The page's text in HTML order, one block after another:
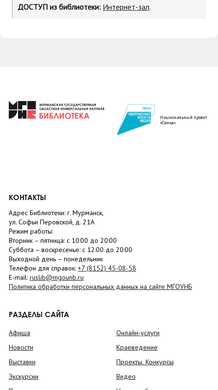
ДОСТУП из библиотеки: Интернет-зал.
Национальный проект
«Семья»
КОНТАКТЫ
Адрес Библиотеки: г. Мурманск,
ул. Софьи Перовской, д. 21А
Режим работы:
Вторник – пятница: с 10:00 до 20:00
Суббота – воскресенье: c 12:00 до 20:00
Выходной день – понедельник
Телефон для справок: +7 (8152) 45-08-58
E-mail: ruslib@mgounb.ru
Политика обработки персональных данных на сайте МГОУНБ
РАЗДЕЛЫ САЙТА
Афиша
Новости
Выставки
Экскурсии
Онлайн-услуги
Краеведение
Проекты. Конкурсы
Видео